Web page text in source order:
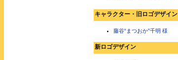
キャラクター・旧ロゴデザイン
藤谷“まつおか”千明 様
新ロゴデザイン